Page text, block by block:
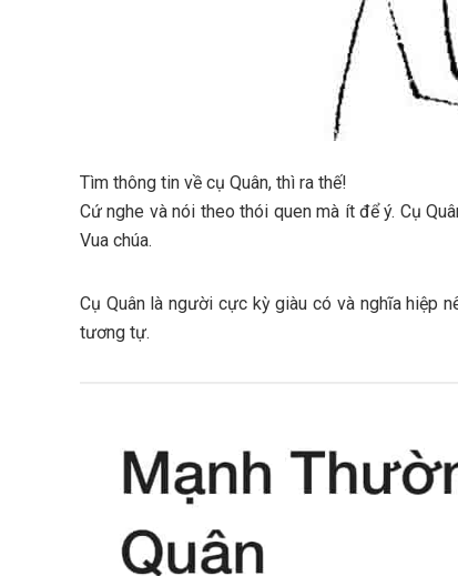
Tìm thông tin về cụ Quân, thì ra thế!
Cứ nghe và nói theo thói quen mà ít để ý. Cụ
Vua chúa.
Cụ Quân là người cực kỳ giàu có và nghĩa hiệp
tương tự.